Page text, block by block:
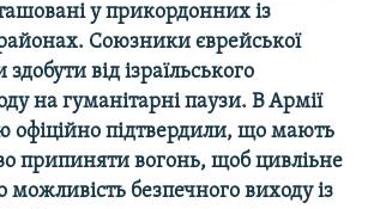
у прикордонних із
Союзники єврейської
від ізраїльського
на гуманітарні паузи. В Армії
офіційно підтвердили, що мають
припиняти вогонь, щоб цивліьне
безпечного виходу із